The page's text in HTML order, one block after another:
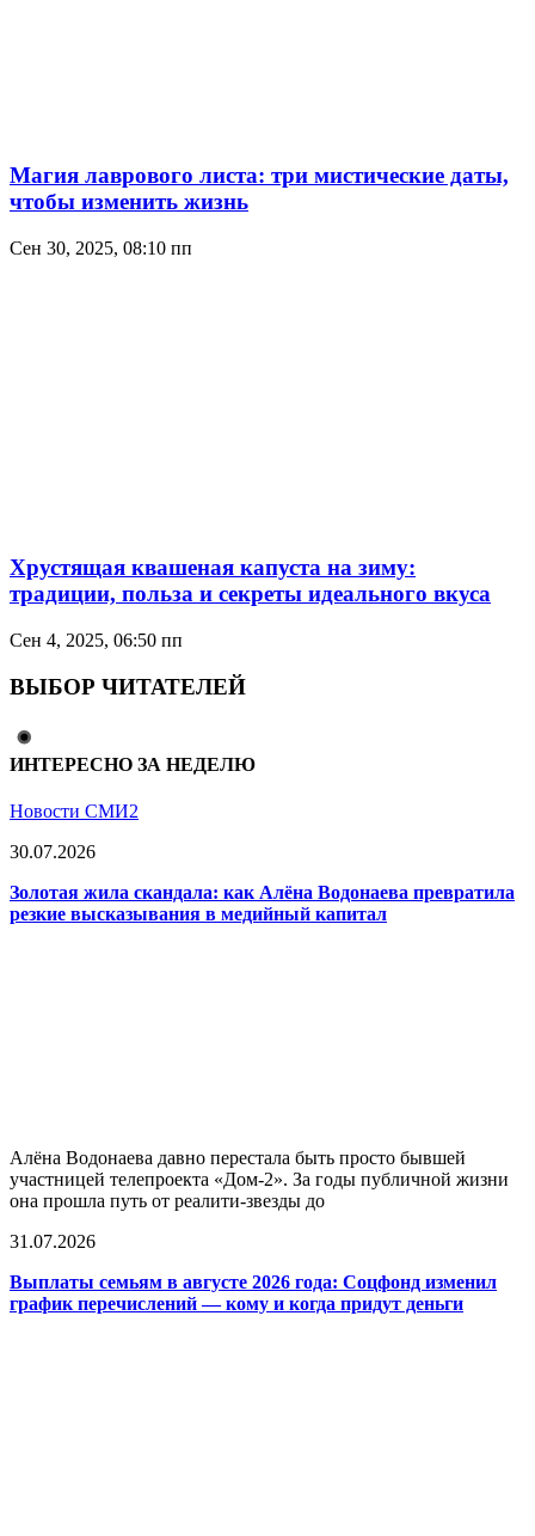
Магия лаврового листа: три мистические даты,
чтобы изменить жизнь
Сен 30, 2025, 08:10 пп
Хрустящая квашеная капуста на зиму:
традиции, польза и секреты идеального вкуса
Сен 4, 2025, 06:50 пп
ВЫБОР ЧИТАТЕЛЕЙ
ИНТЕРЕСНО ЗА НЕДЕЛЮ
Новости СМИ2
30.07.2026
Золотая жила скандала: как Алёна Водонаева превратила
резкие высказывания в медийный капитал
Алёна Водонаева давно перестала быть просто бывшей
участницей телепроекта «Дом-2». За годы публичной жизни
она прошла путь от реалити-звезды до
31.07.2026
Выплаты семьям в августе 2026 года: Соцфонд изменил
график перечислений — кому и когда придут деньги